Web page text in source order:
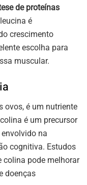
de proteínas
é
crescimento
escolha para
muscular.
ovos, é um nutriente
é um precursor
na
cognitiva. Estudos
colina pode melhorar
doenças